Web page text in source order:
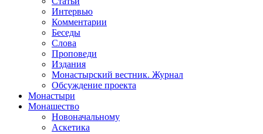
Интервью
Комментарии
Беседы
Слова
Проповеди
Издания
Монастырский вестник. Журнал
Обсуждение проекта
Монастыри
Монашество
Новоначальному
Аскетика